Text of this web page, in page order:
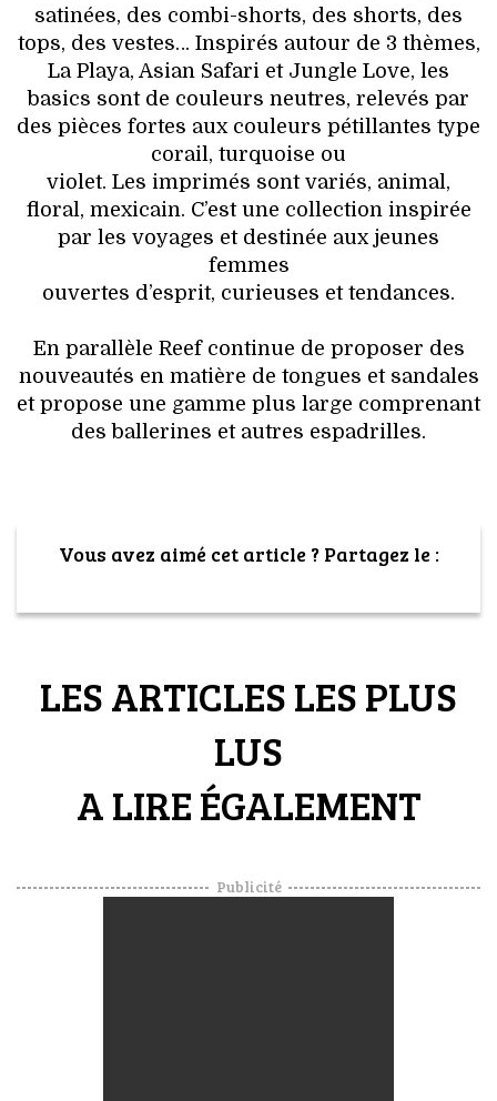
satinées, des combi-shorts, des shorts, des
tops, des vestes… Inspirés autour de 3 thèmes,
La Playa, Asian Safari et Jungle Love, les
basics sont de couleurs neutres, relevés par
des pièces fortes aux couleurs pétillantes type
corail, turquoise ou
violet. Les imprimés sont variés, animal,
floral, mexicain. C’est une collection inspirée
par les voyages et destinée aux jeunes
femmes
ouvertes d’esprit, curieuses et tendances.
En parallèle Reef continue de proposer des
nouveautés en matière de tongues et sandales
et propose une gamme plus large comprenant
des ballerines et autres espadrilles.
Vous avez aimé cet article ? Partagez le :
LES ARTICLES LES PLUS
LUS
A LIRE ÉGALEMENT
Publicité